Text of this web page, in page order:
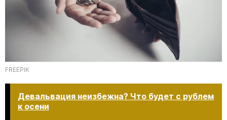
FREEPIK
Девальвация неизбежна? Что будет с рублем
к осени